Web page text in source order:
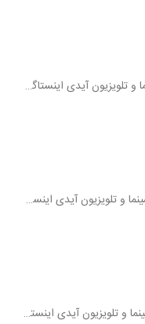
آدرس پیج اینستاگرام سحر زکریا بازیگر سینما و تلویزیون آیدی اینستاگرام سحر زکریا پیج اینستا سحر زکریا تعداد فالوورهای پیج اینستاگرام سحر زکریا صفحه اینستاگرام سحر زکریا
آدرس پیج اینستاگرام رضا نیکخواه بازیگر سینما و تلویزیون آیدی اینستاگرام رضا نیکخواه پیج اینستا رضا نیکخواه تعداد فالوورهای پیج اینستاگرام رضا نیکخواه صفحه اینستاگرام رضا نیکخواه همه نیک خواهیا!!!
آدرس پیج اینستاگرام آرام جعفری بازیگر سینما و تلویزیون آیدی اینستاگرام آرام جعفری پیج اینستا آرام جعفری تعداد فالوورهای پیج اینستاگرام آرام جعفری صفحه اینستاگرام آرام جعفری